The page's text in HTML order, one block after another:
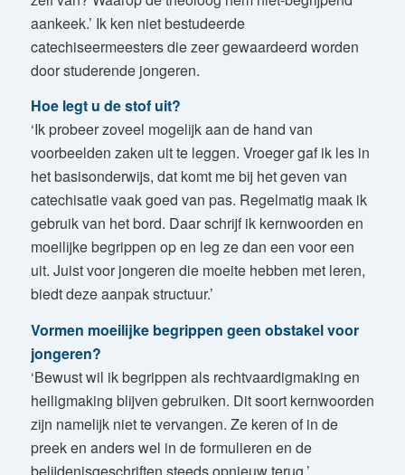
aankeek.’ Ik ken niet bestudeerde
catechiseermeesters die zeer gewaardeerd worden
door studerende jongeren.
Hoe legt u de stof uit?
‘Ik probeer zoveel mogelijk aan de hand van
voorbeelden zaken uit te leggen. Vroeger gaf ik les in
het basisonderwijs, dat komt me bij het geven van
catechisatie vaak goed van pas. Regelmatig maak ik
gebruik van het bord. Daar schrijf ik kernwoorden en
moeilijke begrippen op en leg ze dan een voor een
uit. Juist voor jongeren die moeite hebben met leren,
biedt deze aanpak structuur.’
Vormen moeilijke begrippen geen obstakel voor
jongeren?
‘Bewust wil ik begrippen als rechtvaardigmaking en
heiligmaking blijven gebruiken. Dit soort kernwoorden
zijn namelijk niet te vervangen. Ze keren of in de
preek en anders wel in de formulieren en de